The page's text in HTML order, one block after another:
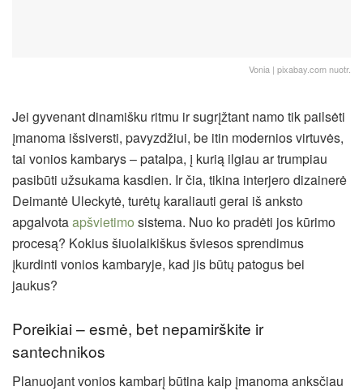
Vonia | pixabay.com nuotr.
Jei gyvenant dinamišku ritmu ir sugrįžtant namo tik pailsėti
įmanoma išsiversti, pavyzdžiui, be itin modernios virtuvės,
tai vonios kambarys – patalpa, į kurią ilgiau ar trumpiau
pasibūti užsukama kasdien. Ir čia, tikina interjero dizainerė
Deimantė Uleckytė, turėtų karaliauti gerai iš anksto
apgalvotaapšvietimo sistema. Nuo ko pradėti jos kūrimo
procesą? Kokius šiuolaikiškus šviesos sprendimus
įkurdinti vonios kambaryje, kad jis būtų patogus bei
jaukus?
Poreikiai – esmė, bet nepamirškite ir
santechnikos
Planuojant vonios kambarį būtina kaip įmanoma anksčiau